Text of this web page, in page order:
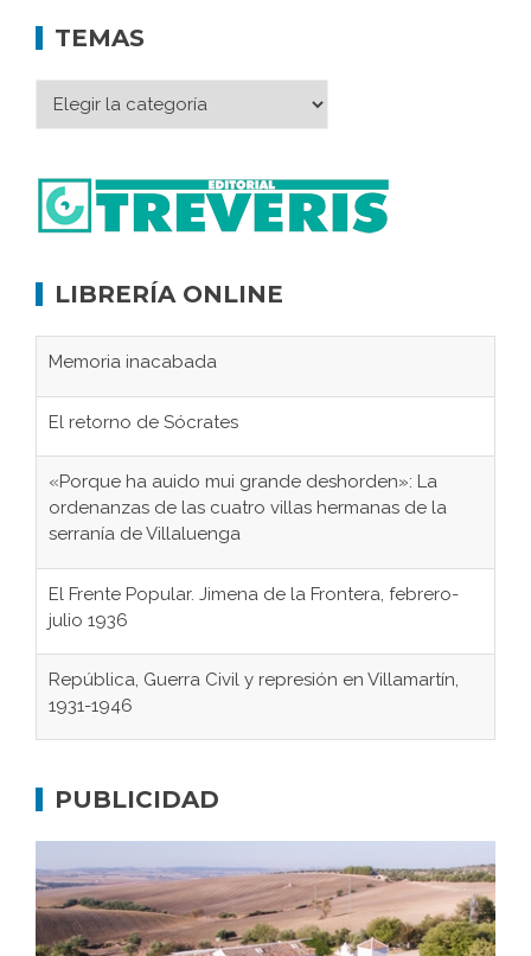
TEMAS
LIBRERÍA ONLINE
Memoria inacabada
El retorno de Sócrates
«Porque ha auido mui grande deshorden»: La
ordenanzas de las cuatro villas hermanas de la
serranía de Villaluenga
El Frente Popular. Jimena de la Frontera, febrero-
julio 1936
República, Guerra Civil y represión en Villamartín,
1931-1946
concentración nazis
Bornos
El Frente Popular. Ubrique, febrero-julio 1936
PUBLICIDAD